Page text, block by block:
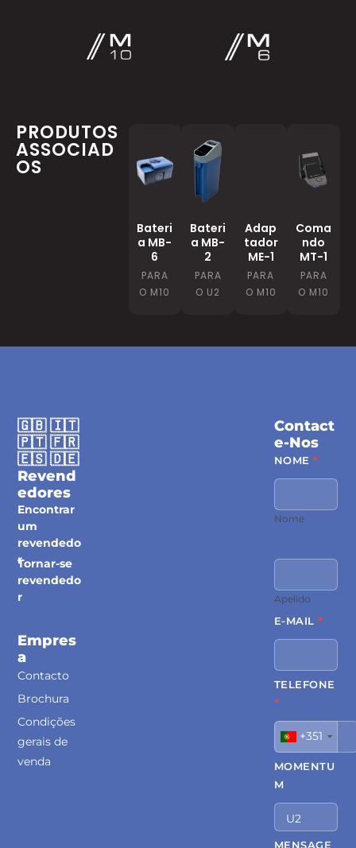
PRODUTOS
ASSOCIAD
OS
Bateri
a MB-
6
PARA
O M10
Bateri
a MB-
2
PARA
O U2
Adap
tador
ME-1
PARA
O M10
Coma
ndo
MT-1
PARA
O M10
Contact
E-Nos
Contacte-
nos
NOME*
Nome
Apelido
E-MAIL*
TELEFONE
*
+351
MOMENTU
M
MENSAGE
🇬🇧 🇮🇹
🇵🇹 🇫🇷
🇪🇸 🇩🇪
Revend
Edores
Encontrar
um
revendedo
r
Tornar-se
revendedo
r
Empres
A
Contacto
Brochura
Condições
gerais de
venda